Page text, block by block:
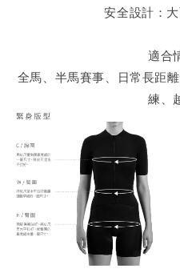
安全設計：
適合
全馬、半馬賽事、日常長距
練、